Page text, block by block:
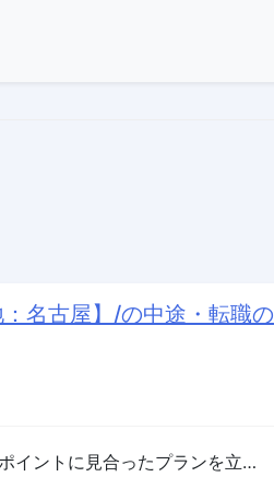
名古屋】/の中途・転職の
イントに見合ったプランを立…